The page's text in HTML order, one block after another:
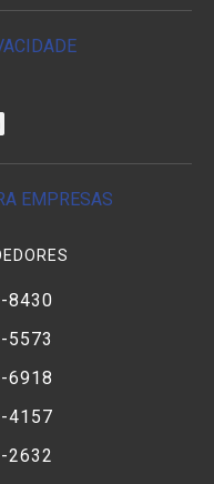
EMPRESAS
8430
5573
6918
4157
2632